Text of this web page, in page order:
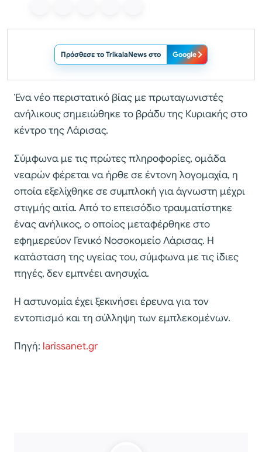
Πρόσθεσε το TrikalaNews στο Google
Ένα νέο περιστατικό βίας με πρωταγωνιστές
ανήλικους σημειώθηκε το βράδυ της Κυριακής στο
κέντρο της Λάρισας.
Σύμφωνα με τις πρώτες πληροφορίες, ομάδα
νεαρών φέρεται να ήρθε σε έντονη λογομαχία, η
οποία εξελίχθηκε σε συμπλοκή για άγνωστη μέχρι
στιγμής αιτία. Από το επεισόδιο τραυματίστηκε
ένας ανήλικος, ο οποίος μεταφέρθηκε στο
εφημερεύον Γενικό Νοσοκομείο Λάρισας. Η
κατάσταση της υγείας του, σύμφωνα με τις ίδιες
πηγές, δεν εμπνέει ανησυχία.
Η αστυνομία έχει ξεκινήσει έρευνα για τον
εντοπισμό και τη σύλληψη των εμπλεκομένων.
Πηγή: larissanet.gr